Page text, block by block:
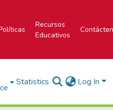
Recursos
Educativos
Statistics Log In